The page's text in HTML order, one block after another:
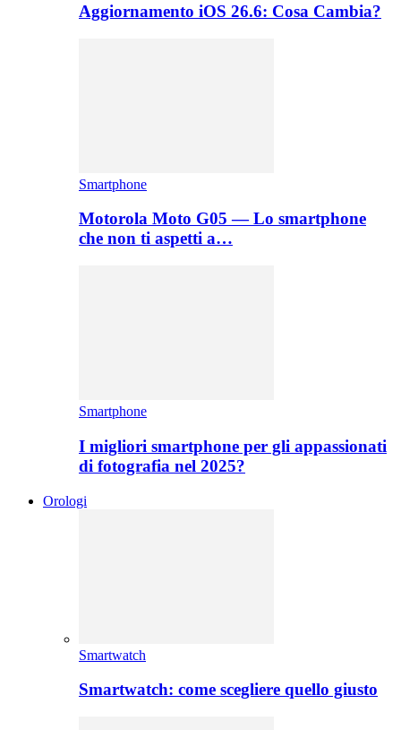
Aggiornamento iOS 26.6: Cosa Cambia?
Smartphone
Motorola Moto G05 — Lo smartphone
che non ti aspetti a…
Smartphone
I migliori smartphone per gli appassionati
di fotografia nel 2025?
Orologi
Smartwatch
Smartwatch: come scegliere quello giusto